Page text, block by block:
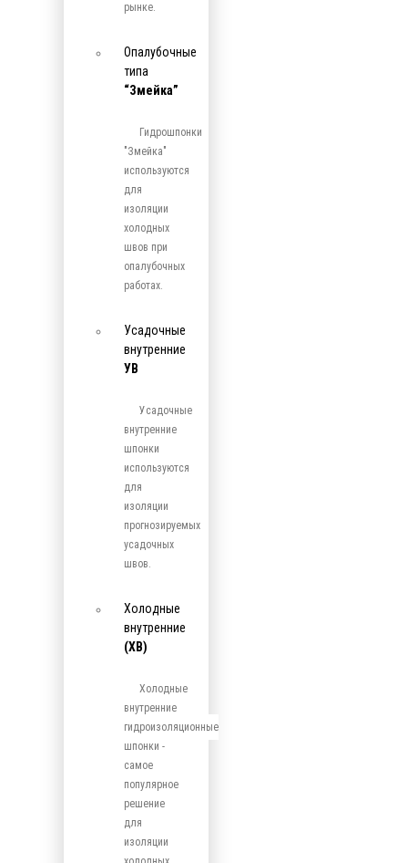
рынке.
Опалубочные
типа
“Змейка”
Гидрошпонки
"Змейка"
используются
для
изоляции
холодных
швов при
опалубочных
работах.
Усадочные
внутренние
УВ
Усадочные
внутренние
шпонки
используются
для
изоляции
прогнозируемых
усадочных
швов.
Холодные
внутренние
(ХВ)
Холодные
внутренние
гидроизоляционные
шпонки -
самое
популярное
решение
для
изоляции